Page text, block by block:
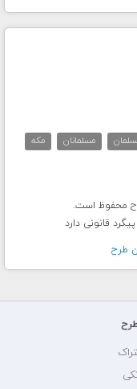
مسلمانان
مکه
قانونی دارد
طرح